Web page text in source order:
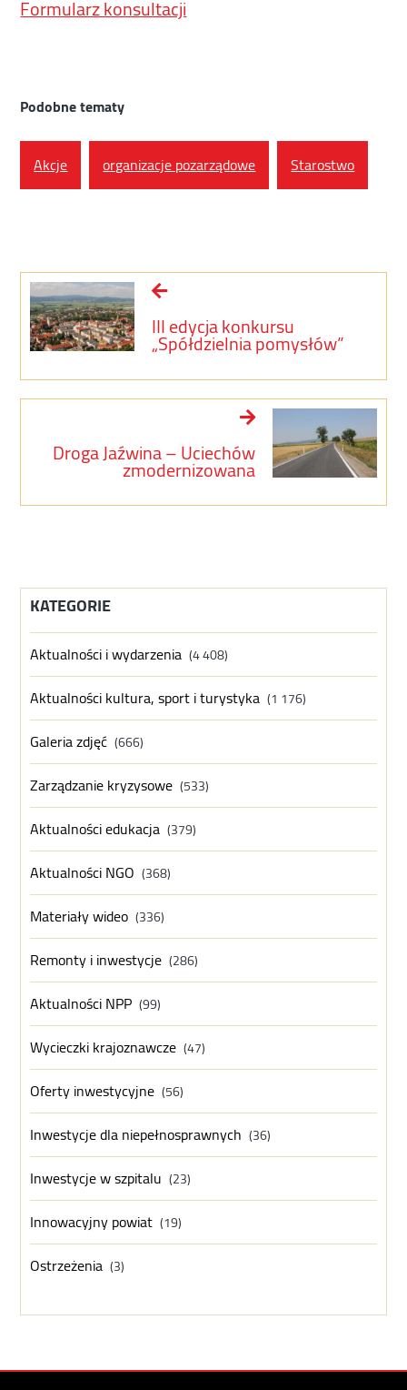
Formularz konsultacji
Podobne tematy
Akcje organizacje pozarządowe Starostwo
III edycja konkursu
„Spółdzielnia pomysłów”
Droga Jaźwina – Uciechów
zmodernizowana
KATEGORIE
Aktualności i wydarzenia (4 408)
Aktualności kultura, sport i turystyka (1 176)
Galeria zdjęć (666)
Zarządzanie kryzysowe (533)
Aktualności edukacja (379)
Aktualności NGO (368)
Materiały wideo (336)
Remonty i inwestycje (286)
Aktualności NPP (99)
Wycieczki krajoznawcze (47)
Oferty inwestycyjne (56)
Inwestycje dla niepełnosprawnych (36)
Inwestycje w szpitalu (23)
Innowacyjny powiat (19)
Ostrzeżenia (3)